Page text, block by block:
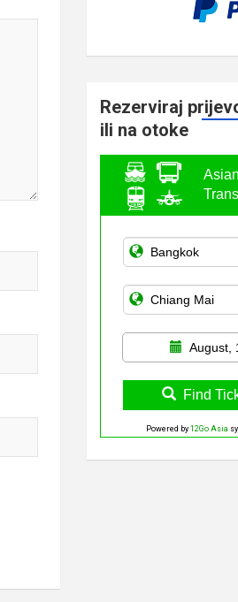
Rezerviraj
ili na otoke
August,
Find
Powered by 12Go Asia